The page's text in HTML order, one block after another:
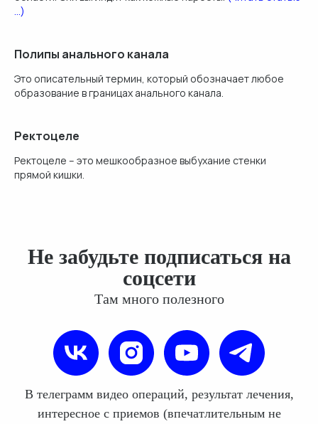
...)
Полипы анального канала
Это описательный термин, который обозначает любое
образование в границах анального канала.
Ректоцеле
Ректоцеле – это мешкообразное выбухание стенки
прямой кишки.
Не забудьте подписаться на
соцсети
Там много полезного
В телеграмм видео операций, результат лечения,
интересное с приемов (впечатлительным не